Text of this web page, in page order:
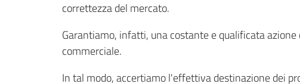
correttezza del mercato.
Garantiamo, infatti, una costante e qualificata
commerciale.
In tal modo, accertiamo l'effettiva destinazione dei